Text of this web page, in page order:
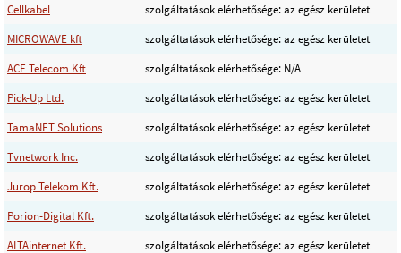
Cellkabel
szolgáltatások elérhetősége: az egész kerületet
MICROWAVE kft
szolgáltatások elérhetősége: az egész kerületet
ACE Telecom Kft
szolgáltatások elérhetősége: N/A
Pick-Up Ltd.
szolgáltatások elérhetősége: az egész kerületet
TamaNET Solutions
szolgáltatások elérhetősége: az egész kerületet
Tvnetwork Inc.
szolgáltatások elérhetősége: az egész kerületet
Jurop Telekom Kft.
szolgáltatások elérhetősége: az egész kerületet
Porion-Digital Kft.
szolgáltatások elérhetősége: az egész kerületet
ALTAinternet Kft.
szolgáltatások elérhetősége: az egész kerületet